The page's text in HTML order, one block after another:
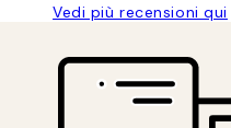
Vedi più recensioni qui